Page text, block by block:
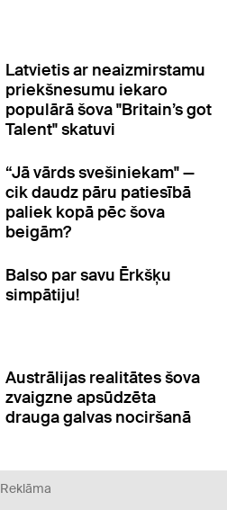
Latvietis ar neaizmirstamu
priekšnesumu iekaro
populārā šova "Britain’s got
Talent" skatuvi
“Jā vārds svešiniekam" —
cik daudz pāru patiesībā
paliek kopā pēc šova
beigām?
Balso par savu Ērkšķu
simpātiju!
Austrālijas realitātes šova
zvaigzne apsūdzēta
drauga galvas nociršanā
Reklāma